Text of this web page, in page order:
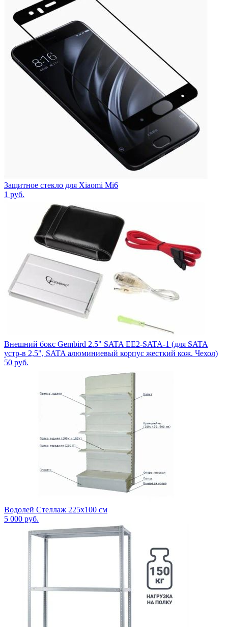
Защитное стекло для Xiaomi Mi6
1 руб.
Внешний бокс Gembird 2.5" SATA EE2-SATA-1 (для SATA
устр-в 2,5", SATA алюминиевый корпус жесткий кож. Чехол)
50 руб.
Водолей Стеллаж 225х100 см
5 000 руб.